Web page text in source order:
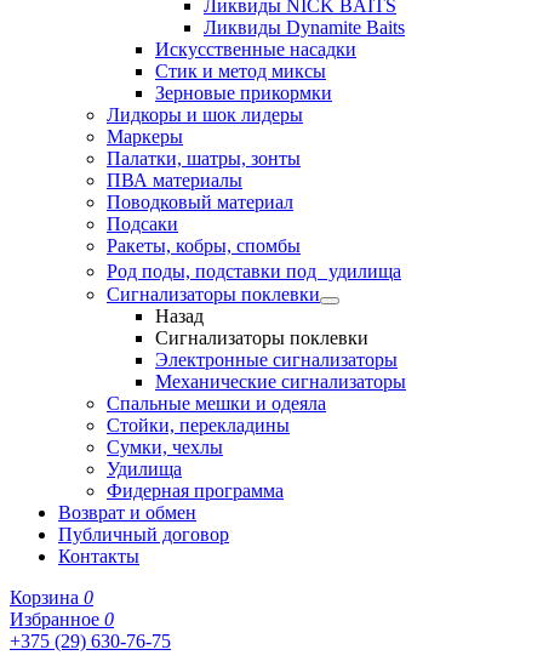
Ликвиды NICK BAITS
Ликвиды Dynamite Baits
Искусственные насадки
Стик и метод миксы
Зерновые прикормки
Лидкоры и шок лидеры
Маркеры
Палатки, шатры, зонты
ПВА материалы
Поводковый материал
Подсаки
Ракеты, кобры, спомбы
Род поды, подставки под удилища
Сигнализаторы поклевки
Назад
Сигнализаторы поклевки
Электронные сигнализаторы
Механические сигнализаторы
Спальные мешки и одеяла
Стойки, перекладины
Сумки, чехлы
Удилища
Фидерная программа
Возврат и обмен
Публичный договор
Контакты
Корзина 0
Избранное 0
+375 (29) 630-76-75